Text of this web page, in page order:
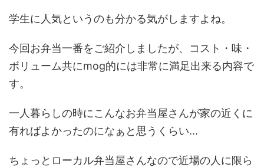
学生に人気というのも分かる気がしますよね。
今回お弁当一番をご紹介しましたが、コスト・味・
ボリューム共にmog的には非常に満足出来る内容で
す。
一人暮らしの時にこんなお弁当屋さんが家の近くに
有ればよかったのになぁと思うくらい...
ちょっとローカル弁当屋さんなので近場の人に限ら